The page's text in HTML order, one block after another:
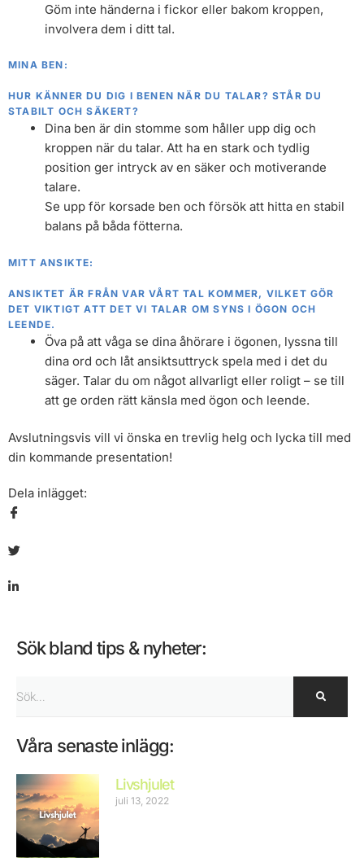
Göm inte händerna i fickor eller bakom kroppen,
involvera dem i ditt tal.
MINA BEN:
HUR KÄNNER DU DIG I BENEN NÄR DU TALAR? STÅR DU
STABILT OCH SÄKERT?
Dina ben är din stomme som håller upp dig och
kroppen när du talar. Att ha en stark och tydlig
position ger intryck av en säker och motiverande
talare.
Se upp för korsade ben och försök att hitta en stabil
balans på båda fötterna.
MITT ANSIKTE:
ANSIKTET ÄR FRÅN VAR VÅRT TAL KOMMER, VILKET GÖR
DET VIKTIGT ATT DET VI TALAR OM SYNS I ÖGON OCH
LEENDE.
Öva på att våga se dina åhörare i ögonen, lyssna till
dina ord och låt ansiktsuttryck spela med i det du
säger. Talar du om något allvarligt eller roligt – se till
att ge orden rätt känsla med ögon och leende.
Avslutningsvis vill vi önska en trevlig helg och lycka till med
din kommande presentation!
Dela inlägget:
Sök bland tips & nyheter:
Sök
Våra senaste inlägg:
Livshjulet
juli 13, 2022